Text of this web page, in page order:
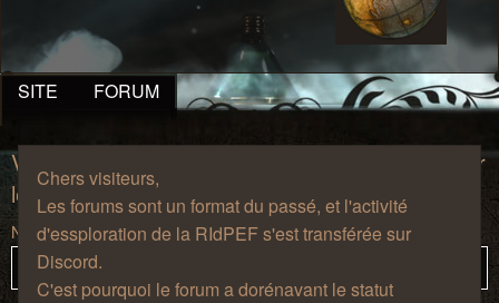
SITE FORUM
Chers visiteurs,
Les forums sont un format du passé, et l'activité
d'essploration de la RIdPEF s'est transférée sur
Discord.
C'est pourquoi le forum a dorénavant le statut
Vous devez vous connecter afin de pouvoir citer
les messages de ce forum.
Nom d’utilisateur :